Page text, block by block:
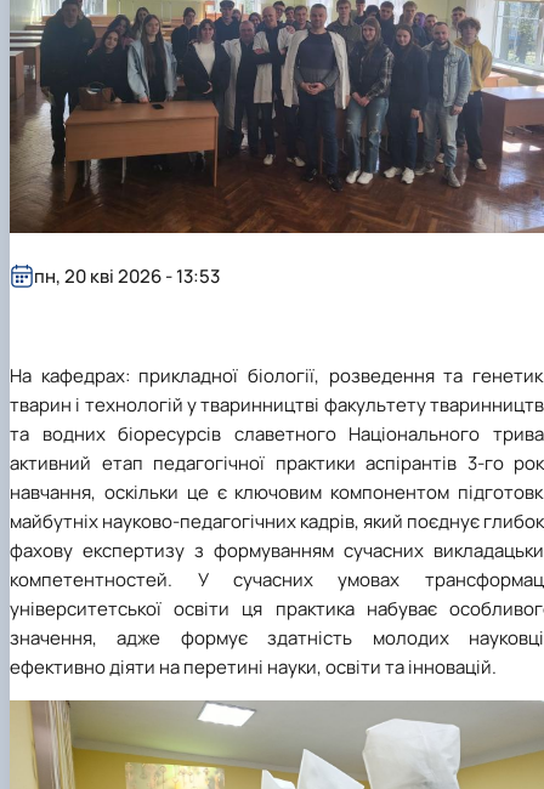
На кафедрах: прикладної біології, розведення та
тварин і технологій у тваринництві факультету
та водних біоресурсів славетного Національного
активний етап педагогічної практики аспірантів 3-го
навчання, оскільки це є ключовим компонентом
майбутніх науково-педагогічних кадрів, який поєднує
фахову експертизу з формуванням сучасних
компетентностей. У сучасних умовах
університетської освіти ця практика набуває
значення, адже формує здатність молодих
ефективно діяти на перетині науки, освіти та інновацій.
пн, 20 кві 2026 - 13:53